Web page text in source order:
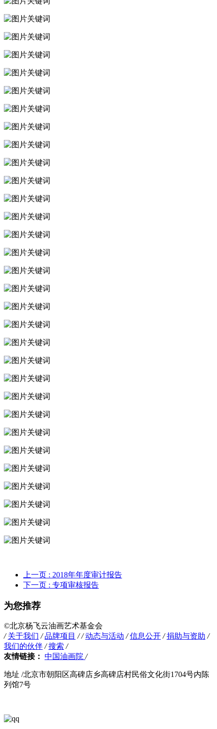
上一页 : 2018年年度审计报告
下一页 : 专项审核报告
为您推荐
©️北京杨飞云油画艺术基金会
/ 关于我们 / 品牌项目 / / 动态与活动 / 信息公开 / 捐助与资助 /
我们的伙伴 / 搜索 /
友情链接： 中国油画院 /
地址 /北京市朝阳区高碑店乡高碑店村民俗文化街1704号内陈
列馆7号